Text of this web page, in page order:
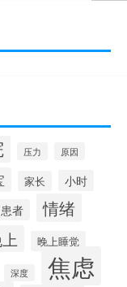
压力 原因
家长 小时
患者 情绪
晚上睡觉
深度 焦虑